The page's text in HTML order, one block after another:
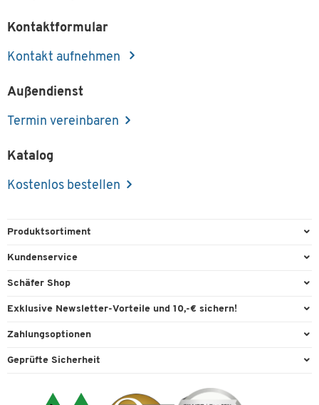
Kontaktformular
Kontakt aufnehmen
Außendienst
Termin vereinbaren
Katalog
Kostenlos bestellen
Produktsortiment
Büroausstattung
Reinigung & Hygiene
Technik
Umwelttechnik
Kundenservice
Direktbestellung
Kontaktformulare
Lieferinformationen
Schäfer Shop
Services & Leistungen
Workplace Solutions
Exklusive Newsletter-Vorteile und 10,-€ sichern!
Willkommensgutschein
Expertenwissen
Zahlungsoptionen
Paypal
Geprüfte Sicherheit